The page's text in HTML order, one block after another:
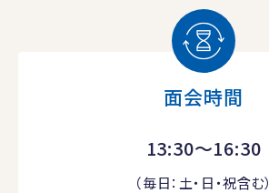
面会時間
13:30～16:30
（毎日：土・日・祝含む）